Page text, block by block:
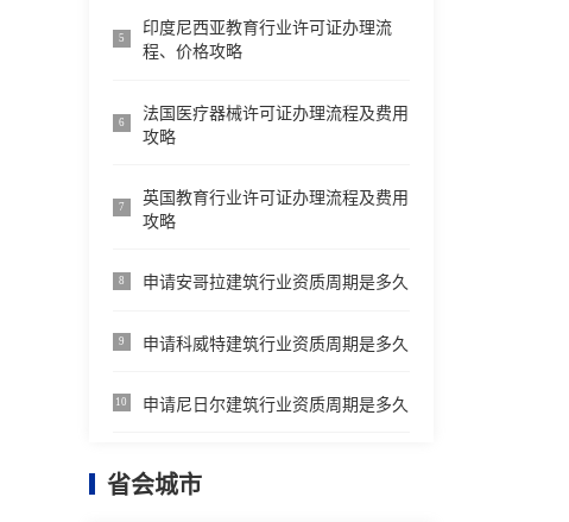
5
印度尼西亚教育行业许可证办理流
程、价格攻略
6
法国医疗器械许可证办理流程及费用
攻略
7
英国教育行业许可证办理流程及费用
攻略
8 申请安哥拉建筑行业资质周期是多久
9 申请科威特建筑行业资质周期是多久
10 申请尼日尔建筑行业资质周期是多久
省会城市